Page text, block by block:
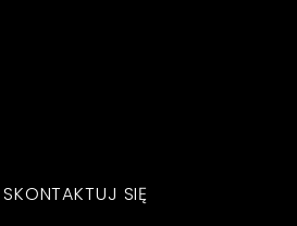
SKONTAKTUJ SIĘ